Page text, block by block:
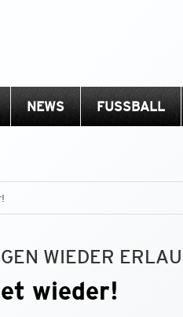
NEWS FUSSBALL
WIEDER
wieder!